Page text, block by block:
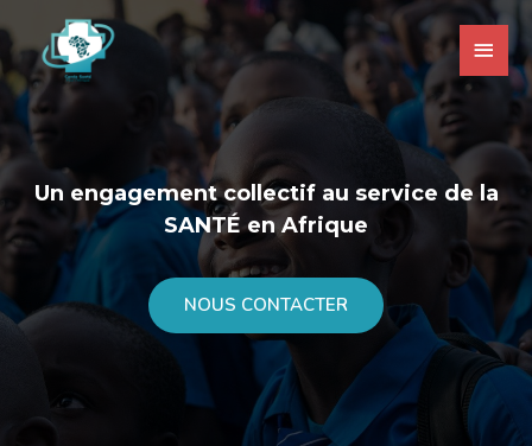
Un engagement collectif au service de la
SANTÉ en Afrique
NOUS CONTACTER